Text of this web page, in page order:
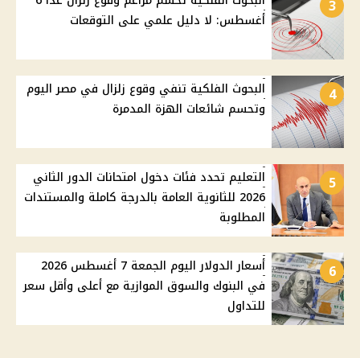
3
أغسطس: لا دليل علمي على التوقعات
4
البحوث الفلكية تنفي وقوع زلزال في مصر اليوم
وتحسم شائعات الهزة المدمرة
5
التعليم تحدد فئات دخول امتحانات الدور الثاني
2026 للثانوية العامة بالدرجة كاملة والمستندات
المطلوبة
6
أسعار الدولار اليوم الجمعة 7 أغسطس 2026
في البنوك والسوق الموازية مع أعلى وأقل سعر
للتداول